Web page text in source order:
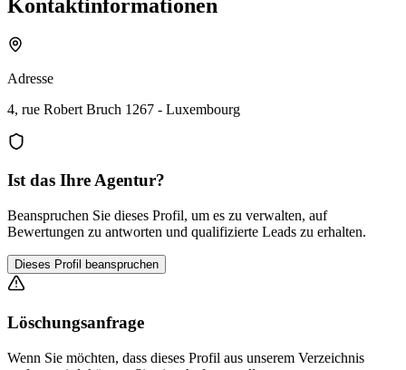
Kontaktinformationen
Adresse
4, rue Robert Bruch 1267 - Luxembourg
Ist das Ihre Agentur?
Beanspruchen Sie dieses Profil, um es zu verwalten, auf
Bewertungen zu antworten und qualifizierte Leads zu erhalten.
Dieses Profil beanspruchen
Löschungsanfrage
Wenn Sie möchten, dass dieses Profil aus unserem Verzeichnis